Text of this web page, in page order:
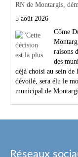
RN de Montargis,
5 août 2026
Côme
raisons
des
déjà choisi au sein
dévoilé, sera élu le
municipal de
Réseaux